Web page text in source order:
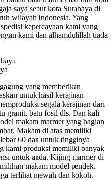
saya sebut kota Surabaya di
wilayah Indonesia. Yang
kepercayaan kami yang
kami dan alhamdulillah tiada
yang memberikan
untuk hasil kerajinan –
segala kerajinan dari
granit, batu fosil dls. Dan kali
makam marmer yang bagian
Makam di atas memiliki
60 dan untuk tingginya
kami produksi memiliki banyak
untuk anda. Kijing marmer di
makam model pendek.
terlihat mewah dan kokoh.